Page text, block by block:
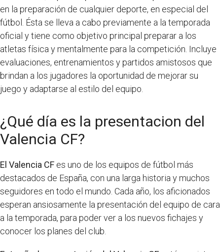
en la preparación de cualquier deporte, en especial del
fútbol. Ésta se lleva a cabo previamente a la temporada
oficial y tiene como objetivo principal preparar a los
atletas física y mentalmente para la competición. Incluye
evaluaciones, entrenamientos y partidos amistosos que
brindan a los jugadores la oportunidad de mejorar su
juego y adaptarse al estilo del equipo.
¿Qué día es la presentacion del
Valencia CF?
El Valencia CF es uno de los equipos de fútbol más
destacados de España, con una larga historia y muchos
seguidores en todo el mundo. Cada año, los aficionados
esperan ansiosamente la presentación del equipo de cara
a la temporada, para poder ver a los nuevos fichajes y
conocer los planes del club.